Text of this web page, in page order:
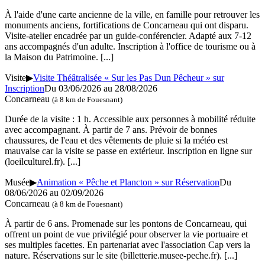
À l'aide d'une carte ancienne de la ville, en famille pour retrouver les
monuments anciens, fortifications de Concarneau qui ont disparu.
Visite-atelier encadrée par un guide-conférencier. Adapté aux 7-12
ans accompagnés d'un adulte. Inscription à l'office de tourisme ou à
la Maison du Patrimoine. [...]
Visite▶Visite Théâtralisée « Sur les Pas Dun Pêcheur » sur
InscriptionDu 03/06/2026 au 28/08/2026
Concarneau (à 8 km de Fouesnant)
Durée de la visite : 1 h. Accessible aux personnes à mobilité réduite
avec accompagnant. À partir de 7 ans. Prévoir de bonnes
chaussures, de l'eau et des vêtements de pluie si la météo est
mauvaise car la visite se passe en extérieur. Inscription en ligne sur
(loeilculturel.fr). [...]
Musée▶Animation « Pêche et Plancton » sur RéservationDu
08/06/2026 au 02/09/2026
Concarneau (à 8 km de Fouesnant)
À partir de 6 ans. Promenade sur les pontons de Concarneau, qui
offrent un point de vue privilégié pour observer la vie portuaire et
ses multiples facettes. En partenariat avec l'association Cap vers la
nature. Réservations sur le site (billetterie.musee-peche.fr). [...]